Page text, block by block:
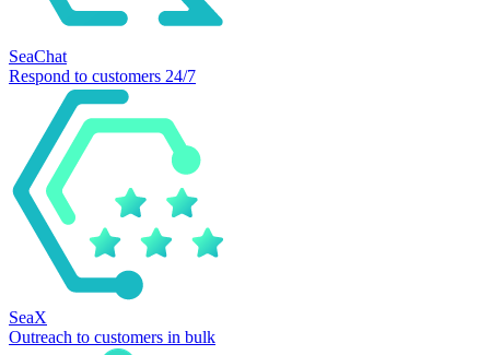
SeaChat
Respond to customers 24/7
SeaX
Outreach to customers in bulk